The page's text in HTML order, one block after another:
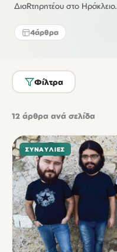
ΔιαRτηρητέου στο Ηράκλειο.
4άρθρα
Φίλτρα
12 άρθρα ανά σελίδα
ΣΥΝΑΥΛΊΕΣ